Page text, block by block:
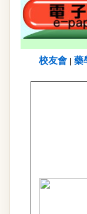
校友會 藥